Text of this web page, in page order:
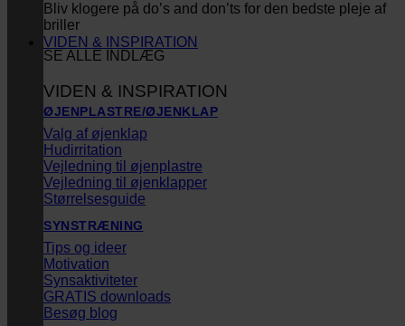
Bliv klogere på do’s and don’ts for den bedste pleje af
briller
SE ALLE INDLÆG
VIDEN & INSPIRATION
VIDEN & INSPIRATION
ØJENPLASTRE/ØJENKLAP
Valg af øjenklap
Hudirritation
Vejledning til øjenplastre
Vejledning til øjenklapper
Størrelsesguide
SYNSTRÆNING
Tips og ideer
Motivation
Synsaktiviteter
GRATIS downloads
Besøg blog